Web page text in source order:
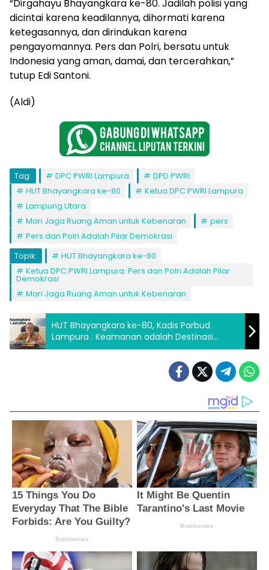
“Dirgahayu Bhayangkara ke-80. Jadilah polisi yang
dicintai karena keadilannya, dihormati karena
ketegasannya, dan dirindukan karena
pengayomannya. Pers dan Polri, bersatu untuk
Indonesia yang aman, damai, dan tercerahkan,”
tutup Edi Santoni.
(Aldi)
Tag: DPC PWRI Lampura
DPD PWRI
HUT Bhayangkara ke-80
Ketua DPC PWRI Lampura
Lampung Utara
Mari Jaga Ruang Aman untuk Kebenaran
pers
Pers dan Polri Adalah Pilar Demokrasi
Topik:
HUT Bhayangkara ke-80
Ketua DPC PWRI Lampura: Pers dan Polri Adalah Pilar
Demokrasi
Mari Jaga Ruang Aman untuk Kebenaran
HUT Bhayangkara ke-80, Kadis Parbud
Lampura : Keamanan adalah Destinasi
Utama, Terima Kasih Polri Jaga Pesona